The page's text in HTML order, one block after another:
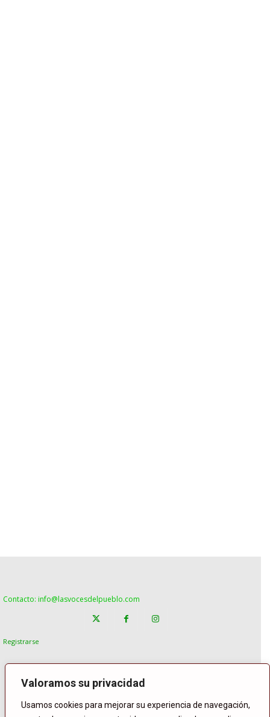
Valoramos su privacidad
Usamos cookies para mejorar su experiencia de navegación,
Contacto: info@lasvocesdelpueblo.com
Registrarse